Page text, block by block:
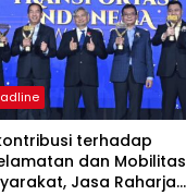
terhadap
dan Mobilitas
Jasa Raharja